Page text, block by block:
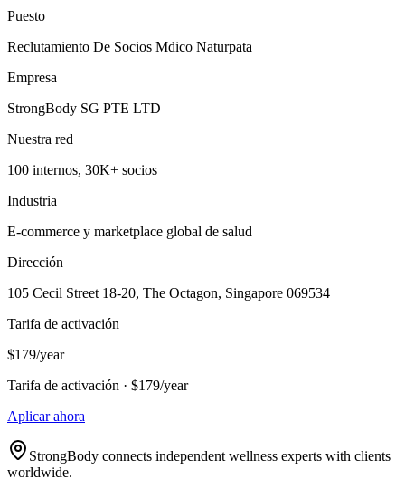
Puesto
Reclutamiento De Socios Mdico Naturpata
Empresa
StrongBody SG PTE LTD
Nuestra red
100 internos, 30K+ socios
Industria
E-commerce y marketplace global de salud
Dirección
105 Cecil Street 18-20, The Octagon, Singapore 069534
Tarifa de activación
$179/year
Tarifa de activación · $179/year
Aplicar ahora
StrongBody connects independent wellness experts with clients
worldwide.